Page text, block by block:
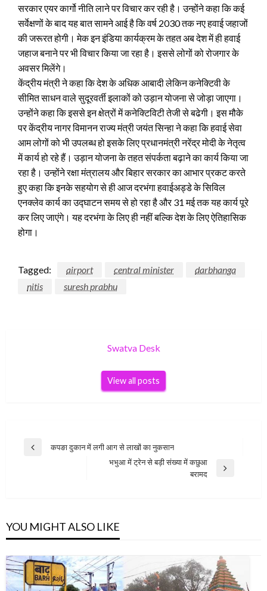
सरकार एयर कार्गो नीति लाने पर विचार कर रही है। उन्होंने कहा कि कई
सर्वेक्षणों के बाद यह बात सामने आई है कि वर्ष 2030 तक नए हवाई जहाजों
की जरूरत होगी। मेक इन इंडिया कार्यक्रम के तहत अब देश में ही हवाई
जहाज बनाने पर भी विचार किया जा रहा है। इससे लोगों को रोजगार के
अवसर मिलेंगे।
केंद्रीय मंत्री ने कहा कि देश के अधिक आबादी लेकिन कनेक्टिवी के
सीमित साधन वाले सुदूरवर्ती इलाकों को उड़ान योजना से जोड़ा जाएगा।
उन्होंने कहा कि इससे इन क्षेत्रों में कनेक्टिविटी तेजी से बढेगी। इस मौके
पर केंद्रीय नागर विमानन राज्य मंत्री जयंत सिन्हा ने कहा कि हवाई सेवा
आम लोगों को भी उपलब्ध हो इसके लिए प्रधानमंत्री नरेंद्र मोदी के नेतृत्व
में कार्य हो रहे हैं। उड़ान योजना के तहत संपर्कता बढ़ाने का कार्य किया जा
रहा है। उन्होंने रक्षा मंत्रालय और बिहार सरकार का आभार प्रकट करते
हुए कहा कि इनके सहयोग से ही आज दरभंगा हवाईअड्डे के सिविल
एनक्लेव कार्य का उद्घाटन समय से हो रहा है और 31 मई तक यह कार्य पूरे
कर लिए जाएंगे। यह दरभंगा के लिए ही नहीं बल्कि देश के लिए ऐतिहासिक
होगा।
Tagged: airport central minister
darbhanga
nitis
suresh prabhu
Swatva Desk
View all posts
Post
Previous
कपङा दुकान में लगी आग से लाखों का नुकसान
भभुआ में ट्रेन से बड़ी संख्या में कछुआ
बरामद
YOU MIGHT ALSO LIKE